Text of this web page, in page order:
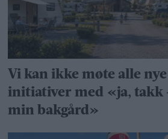
Vi kan ikke møte alle
initiativer med «ja, takk
min bakgård»